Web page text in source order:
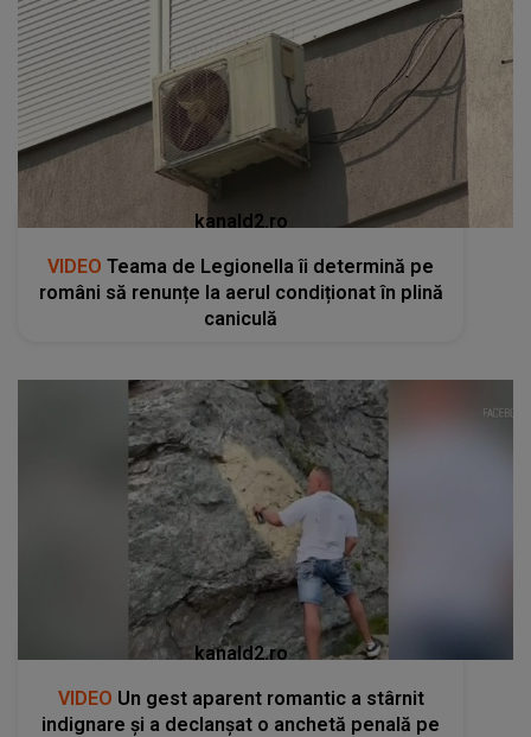
kanald2.ro
VIDEO Teama de Legionella îi determină pe
români să renunțe la aerul condiționat în plină
caniculă
kanald2.ro
VIDEO Un gest aparent romantic a stârnit
indignare și a declanșat o anchetă penală pe